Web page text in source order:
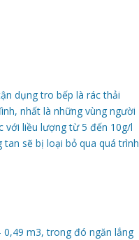
dụng tro bếp là rác thải
nhất là những vùng người
với liều lượng từ 5 đến 10g/l
sẽ bị loại bỏ qua quá trình
0,49 m3, trong đó ngăn lắng